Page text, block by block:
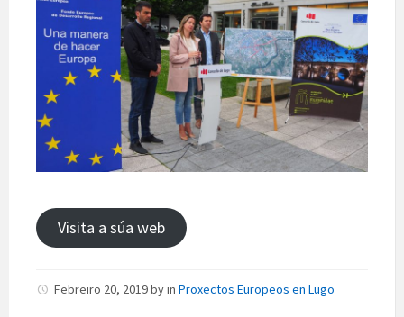
Visita a súa web
Febreiro 20, 2019byin Proxectos Europeos en Lugo